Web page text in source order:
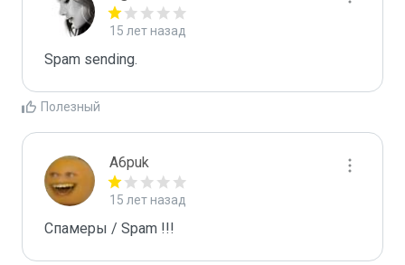
15 лет назад
Spam sending.
Полезный
A6puk
15 лет назад
Спамеры / Spam !!!